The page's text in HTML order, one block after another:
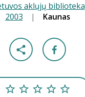
aklųjų biblioteka
2003 | Kaunas